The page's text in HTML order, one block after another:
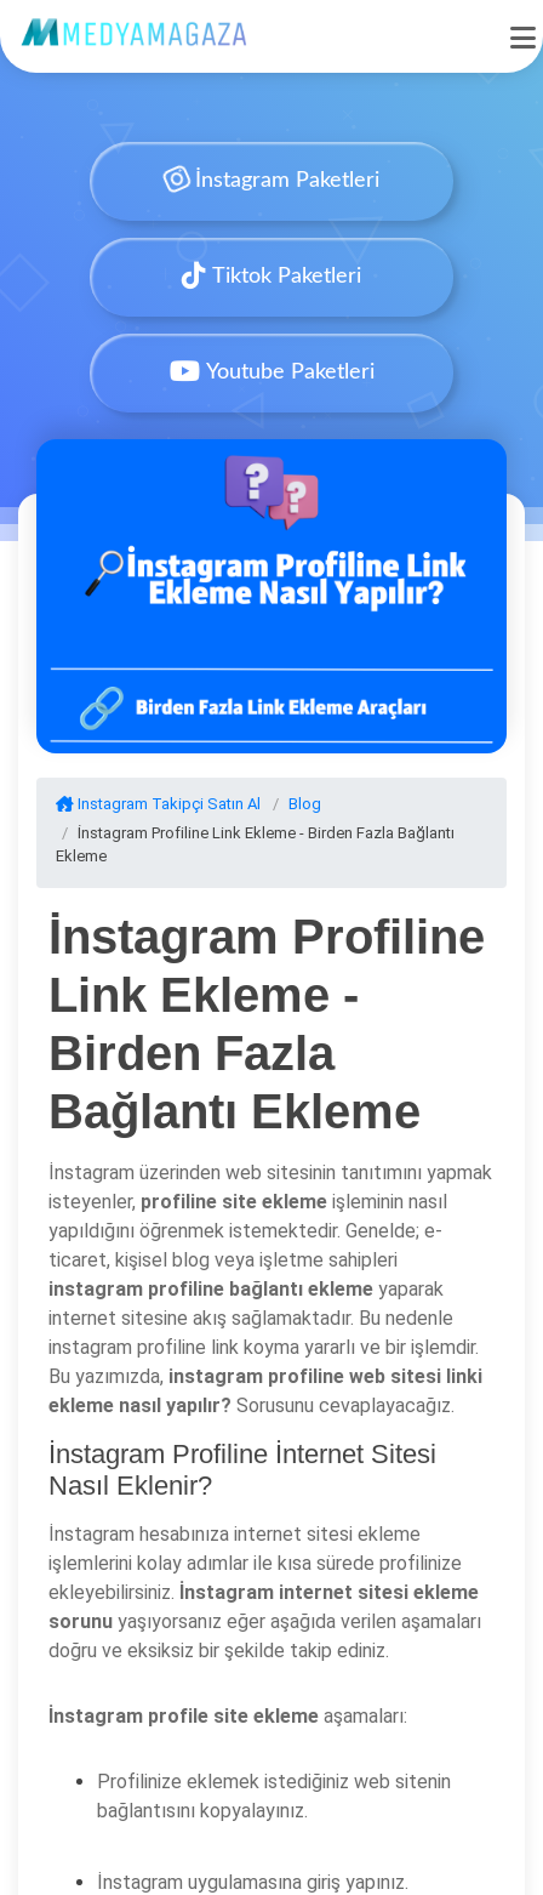
İnstagram Paketleri
Tiktok Paketleri
Youtube Paketleri
Instagram Takipçi Satın Al
Blog
İnstagram Profiline Link Ekleme - Birden Fazla Bağlantı
Ekleme
İnstagram Profiline
Link Ekleme -
Birden Fazla
Bağlantı Ekleme
İnstagram üzerinden web sitesinin tanıtımını yapmak
isteyenler, profiline site ekleme işleminin nasıl
yapıldığını öğrenmek istemektedir. Genelde; e-
ticaret, kişisel blog veya işletme sahipleri
instagram profiline bağlantı ekleme yaparak
internet sitesine akış sağlamaktadır. Bu nedenle
instagram profiline link koyma yararlı ve bir işlemdir.
Bu yazımızda, instagram profiline web sitesi linki
ekleme nasıl yapılır? Sorusunu cevaplayacağız.
İnstagram Profiline İnternet Sitesi
Nasıl Eklenir?
İnstagram hesabınıza internet sitesi ekleme
işlemlerini kolay adımlar ile kısa sürede profilinize
ekleyebilirsiniz. İnstagram internet sitesi ekleme
sorunu yaşıyorsanız eğer aşağıda verilen aşamaları
doğru ve eksiksiz bir şekilde takip ediniz.
İnstagram profile site ekleme aşamaları:
Profilinize eklemek istediğiniz web sitenin
bağlantısını kopyalayınız.
İnstagram uygulamasına giriş yapınız.